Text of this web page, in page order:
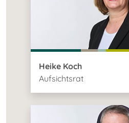
Heike Koch
Aufsichtsrat